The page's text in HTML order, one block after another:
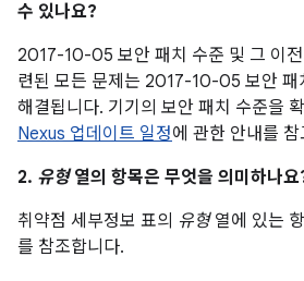
수 있나요?
2017-10-05 보안 패치 수준 및 그 이
련된 모든 문제는 2017-10-05 보안 패
해결됩니다. 기기의 보안 패치 수준을
Nexus 업데이트 일정에 관한 안내를
2. 유형열의 항목은 무엇을 의미하나요
취약점 세부정보 표의 유형열에 있는
를 참조합니다.